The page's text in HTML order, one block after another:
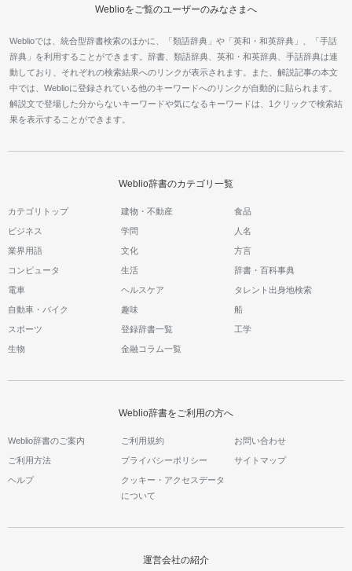
Weblioをご覧のユーザーのみなさまへ
Weblioでは、統合型辞書検索のほかに、「類語辞典」や「英和・和英辞典」、「手話
辞典」を利用することができます。辞書、類語辞典、英和・和英辞典、手話辞典は連
動しており、それぞれの検索結果へのリンクが表示されます。また、解説記事の本文
中では、Weblioに登録されている他のキーワードへのリンクが自動的に貼られます。
解説文で登場した分からないキーワードや気になるキーワードは、1クリックで検索結
果を表示することができます。
Weblio辞書のカテゴリ一覧
カテゴリトップ 建物・不動産 食品
ビジネス 学問 人名
業界用語 文化 方言
コンピュータ 生活 辞書・百科事典
電車 ヘルスケア タレント出身地検索
自動車・バイク 趣味 船
スポーツ 登録辞書一覧 工学
生物 金融コラム一覧
Weblio辞書をご利用の方へ
Weblio辞書のご案内 ご利用規約 お問い合わせ
ご利用方法 プライバシーポリシー サイトマップ
ヘルプ
クッキー・アクセスデータ
について
運営会社の紹介